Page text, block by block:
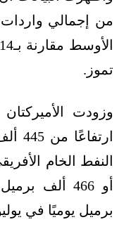
من إجمالي
تموز.
برميل يوميًا في